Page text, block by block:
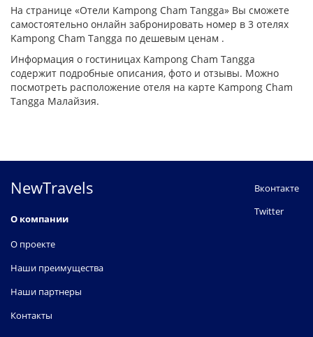
На странице «Отели Kampong Cham Tangga» Вы сможете
самостоятельно онлайн забронировать номер в 3 отелях
Kampong Cham Tangga по дешевым ценам .
Информация о гостиницах Kampong Cham Tangga
содержит подробные описания, фото и отзывы. Можно
посмотреть расположение отеля на карте Kampong Cham
Tangga Малайзия.
NewTravels
О компании
О проекте
Наши преимущества
Наши партнеры
Контакты
Вконтакте
Twitter